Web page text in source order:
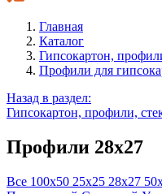
Главная
Каталог
Гипсокартон,
Профили для
Назад в раздел:
Гипсокартон, профили,
Профили 28х27
Все 100х50 25х25 28х27